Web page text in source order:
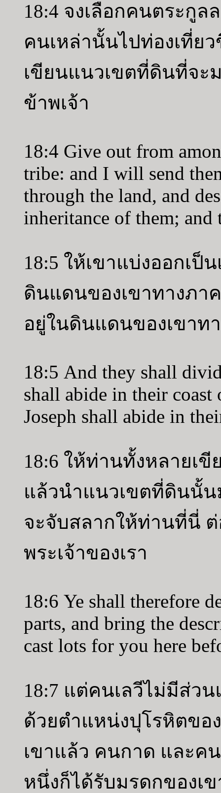
18:4 จงเลือกคนตระกู
คนเหล่านั้นไปท่องเที่ย
เขียนแนวเขตที่ดินที่จะ
ข้าพเจ้า
18:4 Give out from
tribe: and I will send
through the land, and
inheritance of them; and
18:5 ให้เขาแบ่งออกเ
ดินแดนของเขาทางภา
อยู่ในดินแดนของเขาท
18:5 And they shall
shall abide in their coast
Joseph shall abide in
18:6 ให้ท่านทั้งหลายเ
แล้วนำแนวเขตที่ดินนั้น
จะจับสลากให้ท่านที่นี่
พระเจ้าของเรา
18:6 Ye shall therefore
parts, and bring the
cast lots for you here
18:7 แต่คนเลวีไม่มีส่ว
ด้วยตำแหน่งปุโรหิตขอ
เขาแล้ว คนกาด และค
หนึ่งก็ได้รับมรดกของเ